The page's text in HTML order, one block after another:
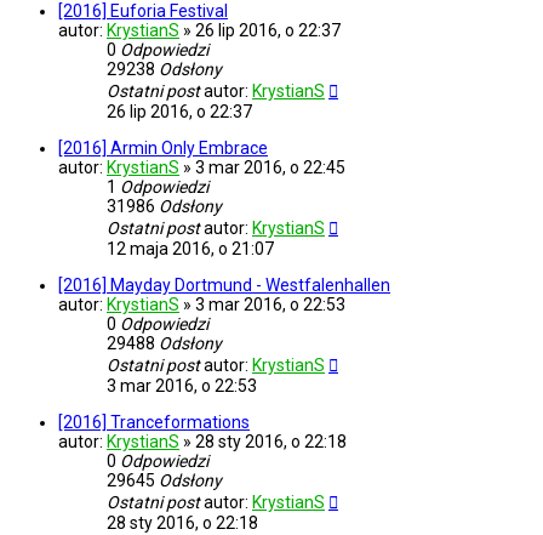
[2016] Euforia Festival
autor: KrystianS » 26 lip 2016, o 22:37
0 Odpowiedzi
29238 Odsłony
Ostatni postautor: KrystianS
26 lip 2016, o 22:37
[2016] Armin Only Embrace
autor: KrystianS » 3 mar 2016, o 22:45
1 Odpowiedzi
31986 Odsłony
Ostatni postautor: KrystianS
12 maja 2016, o 21:07
[2016] Mayday Dortmund - Westfalenhallen
autor: KrystianS » 3 mar 2016, o 22:53
0 Odpowiedzi
29488 Odsłony
Ostatni postautor: KrystianS
3 mar 2016, o 22:53
[2016] Tranceformations
autor: KrystianS » 28 sty 2016, o 22:18
0 Odpowiedzi
29645 Odsłony
Ostatni postautor: KrystianS
28 sty 2016, o 22:18